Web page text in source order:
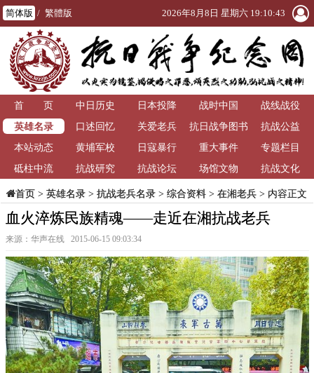
简体版 / 繁體版 2026年8月8日 星期六 19:10:43
首 页 中日历史 日本投降 战时中国
战线战役
英雄名录
口述回忆 关爱老兵
抗日战争图书
馆
抗战公益
本站动态
黄埔军校 日寇暴行 重大事件
专题栏目
砥柱中流
抗战研究 抗战论坛 场馆文物 抗战文化
首页> 英雄名录> 抗战老兵名录> 综合资料> 在湘老兵> 内容正文
血火淬炼民族精魂——走近在湘抗战老兵
来源：华声在线 2015-06-15 09:03:34